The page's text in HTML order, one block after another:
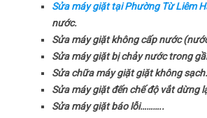
Sửa máy giặt tại Phường Từ Liêm
nước.
Sửa máy giặt không cấp nước
Sửa máy giặt bị chảy nước trong
Sửa chữa máy giặt giặt không sạch.
Sửa máy giặt đến chế độ vắt dừng
Sửa máy giặt báo lỗi………..